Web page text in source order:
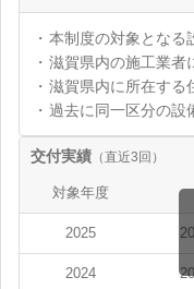
本制度の対象となる
滋賀県内の施工業者
滋賀県内に所在する
過去に同一区分の設
交付実績 （直近3回）
対象年度
2025
2024